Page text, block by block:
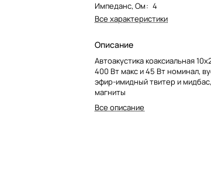
Импеданс, Ом: 4
Все характеристики
Описание
Автоакустика коаксиальная
400 Вт макс и 45 Вт номинал,
эфир-имидный твитер и
магниты
Все описание